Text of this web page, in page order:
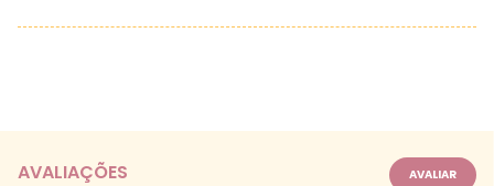
AVALIAÇÕES